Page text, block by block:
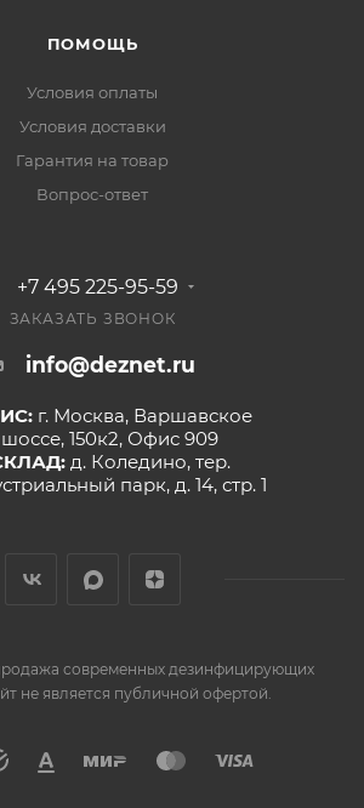
ПОМОЩЬ
Условия оплаты
Условия доставки
Гарантия на товар
Вопрос-ответ
+7 495 225-95-59
ЗАКАЗАТЬ ЗВОНОК
info@deznet.ru
г. Москва, Варшавское
шоссе, 150к2, Офис 909
д. Коледино, тер.
парк, д. 14, стр. 1
современных дезинфицирующих
не является публичной офертой.